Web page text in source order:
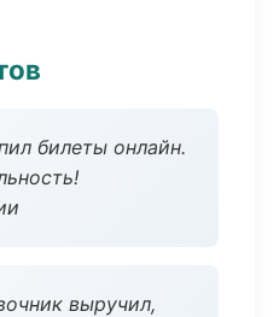
билеты онлайн.
выручил,